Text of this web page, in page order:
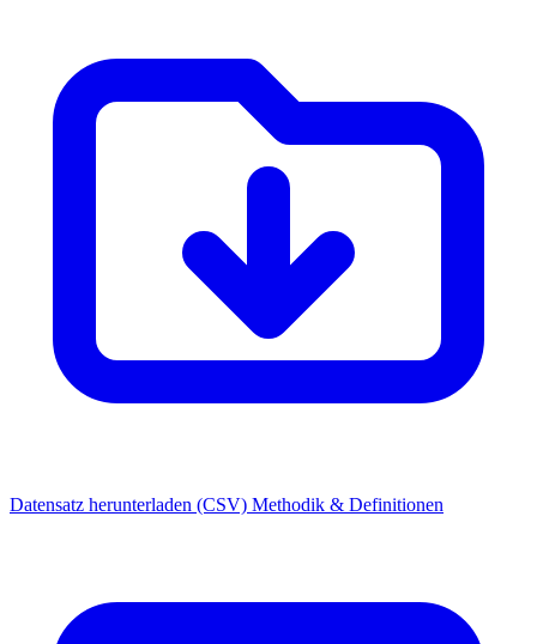
Datensatz herunterladen (CSV) Methodik & Definitionen